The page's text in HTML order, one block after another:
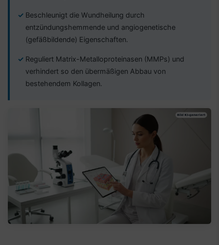
Beschleunigt die Wundheilung durch
entzündungshemmende und angiogenetische
(gefäßbildende) Eigenschaften.
Reguliert Matrix-Metalloproteinasen (MMPs) und
verhindert so den übermäßigen Abbau von
bestehendem Kollagen.